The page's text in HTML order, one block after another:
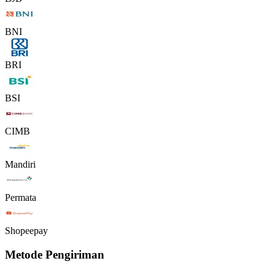
BNI
BRI
BSI
CIMB
Mandiri
Permata
Shopeepay
Metode Pengiriman